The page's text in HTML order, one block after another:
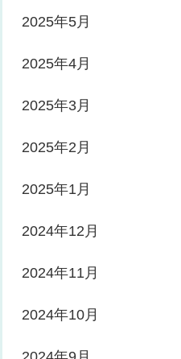
2025年5月
2025年4月
2025年3月
2025年2月
2025年1月
2024年12月
2024年11月
2024年10月